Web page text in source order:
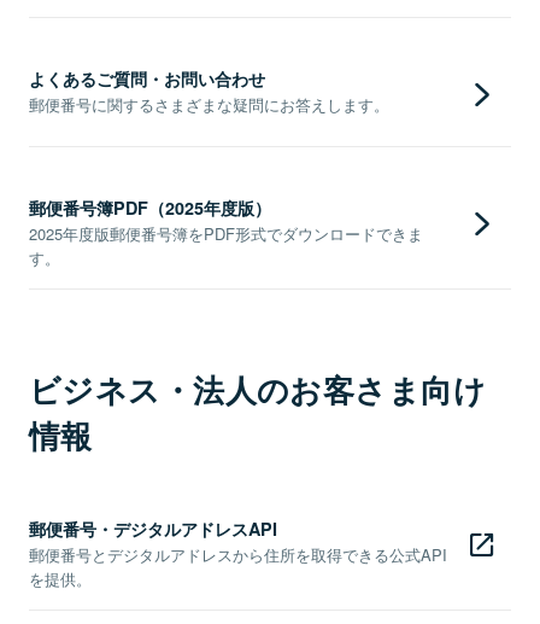
よくあるご質問・お問い合わせ
郵便番号に関するさまざまな疑問にお答えします。
郵便番号簿PDF（2025年度版）
2025年度版郵便番号簿をPDF形式でダウンロードできま
す。
ビジネス・法人のお客さま向け
情報
郵便番号・デジタルアドレスAPI
郵便番号とデジタルアドレスから住所を取得できる公式API
を提供。